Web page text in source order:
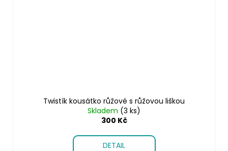
Twistík kousátko růžové s růžovou liškou
Skladem (3 ks)
300 Kč
DETAIL